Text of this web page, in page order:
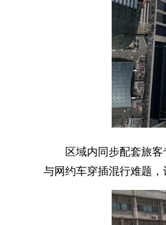
区域内同步配套旅客
与网约车穿插混行难题，